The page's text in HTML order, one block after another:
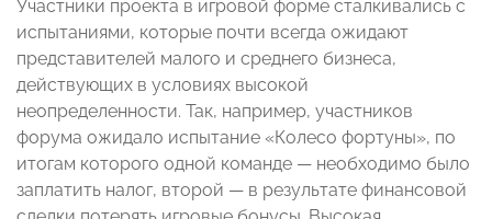
Участники проекта в игровой форме сталкивались с
испытаниями, которые почти всегда ожидают
представителей малого и среднего бизнеса,
действующих в условиях высокой
неопределенности. Так, например, участников
форума ожидало испытание «Колесо фортуны», по
итогам которого одной команде — необходимо было
заплатить налог, второй — в результате финансовой